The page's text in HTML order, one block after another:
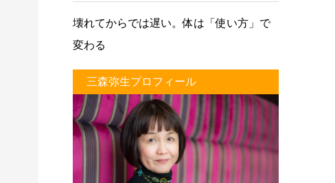
壊れてからでは遅い。体は「使い方」で
変わる
三森弥生プロフィール